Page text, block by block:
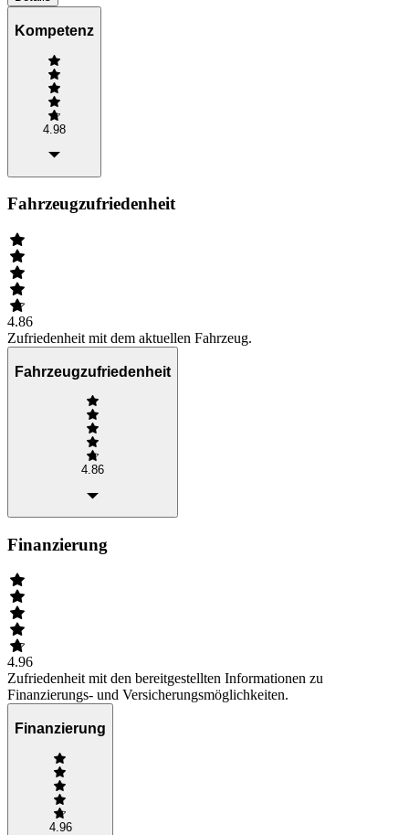
Kompetenz
4.98
Fahrzeugzufriedenheit
4.86
Zufriedenheit mit dem aktuellen Fahrzeug.
Fahrzeugzufriedenheit
4.86
Finanzierung
4.96
Zufriedenheit mit den bereitgestellten Informationen zu
Finanzierungs- und Versicherungsmöglichkeiten.
Finanzierung
4.96